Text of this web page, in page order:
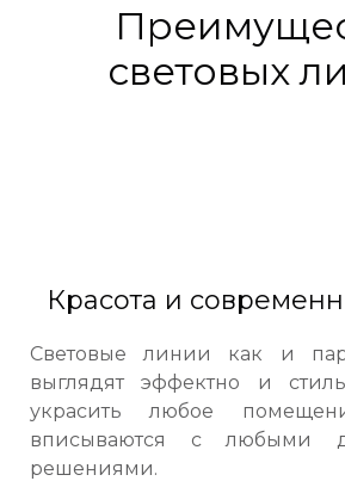
световых
Красота и
Световые линии как и
выглядят эффектно и
украсить любое
вписываются с любыми
решениями.